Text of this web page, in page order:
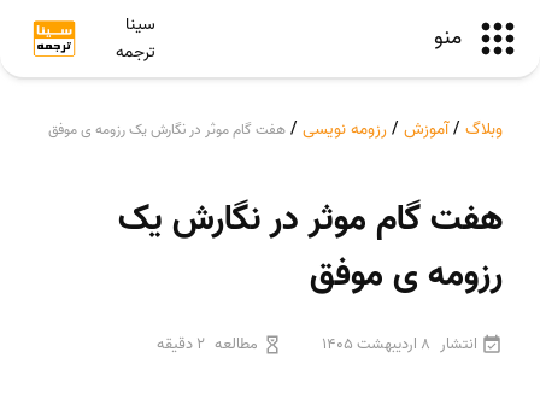
منو
سینا
ترجمه
وبلاگ /آموزش /رزومه نویسی / هفت گام موثر در نگارش یک رزومه ی موفق
هفت گام موثر در نگارش یک
رزومه ی موفق
انتشار 8 اردیبهشت 1405 مطالعه 2 دقیقه